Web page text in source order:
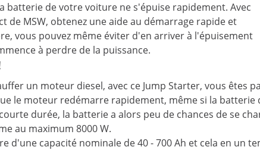
batterie de votre voiture ne s'épuise rapidement. Avec
MSW, obtenez une aide au démarrage rapide et
vous pouvez même éviter d'en arriver à l'épuisement
à perdre de la puissance.
un moteur diesel, avec ce Jump Starter, vous êtes
le moteur redémarre rapidement, même si la
durée, la batterie a alors peu de chances de se
au maximum 8000 W.
capacité nominale de 40 - 700 Ah et cela en un